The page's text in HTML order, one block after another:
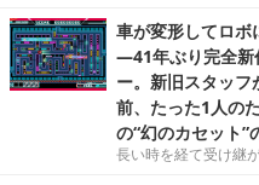
車が変形してロボ
―41年ぶり完全新
ー。新旧スタッ
前、たった1人の
の“幻のカセット”
長い時を経て受け継